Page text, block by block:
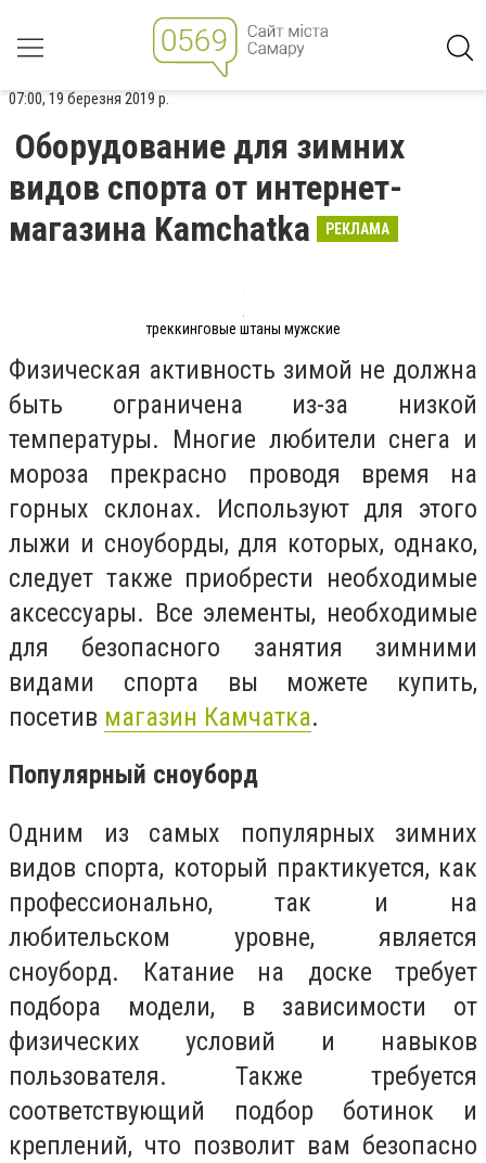
07:00, 19 березня 2019 р.
Оборудование для зимних
видов спорта от интернет-
магазина Kamchatka
РЕКЛАМА
треккинговые штаны мужские
Физическая активность зимой не должна
быть ограничена из-за низкой
температуры. Многие любители снега и
мороза прекрасно проводя время на
горных склонах. Используют для этого
лыжи и сноуборды, для которых, однако,
следует также приобрести необходимые
аксессуары. Все элементы, необходимые
для безопасного занятия зимними
видами спорта вы можете купить,
посетив магазин Камчатка.
Популярный сноуборд
Одним из самых популярных зимних
видов спорта, который практикуется, как
профессионально, так и на
любительском уровне, является
сноуборд. Катание на доске требует
подбора модели, в зависимости от
физических условий и навыков
пользователя. Также требуется
соответствующий подбор ботинок и
креплений, что позволит вам безопасно